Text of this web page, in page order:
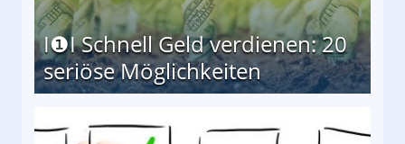
I❶I Schnell Geld verdienen: 20
seriöse Möglichkeiten